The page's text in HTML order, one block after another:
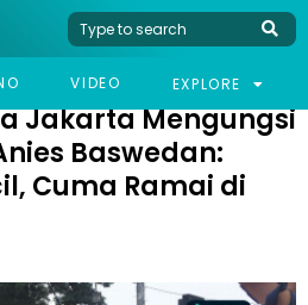
VIDEO EXPLORE
JAKARTA MENGUNGSI KARENA BANJIR, ANIES
Jakarta Mengungsi
Baswedan:
Cuma Ramai di